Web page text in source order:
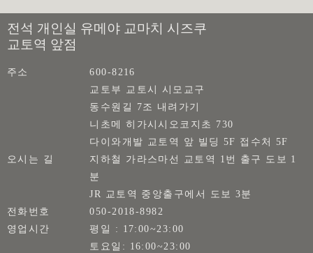
전석 개인실 유메야 교마치 시즈쿠
교토역 앞점
주소
600-8216
교토부 교토시 시모교구
동수원길 7조 내려가기
니초메 히가시시오코지초 730
다이와개발 교토역 앞 빌딩 5F 접수처 5F
오시는 길
지하철 가라스마선 교토역 1번 출구 도보 1
분
JR 교토역 중앙출구에서 도보 3분
전화번호
050-2018-8982
영업시간
평일 : 17:00~23:00
토요일: 16:00~23:00